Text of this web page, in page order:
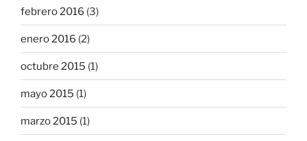
febrero 2016 (3)
enero 2016 (2)
octubre 2015 (1)
mayo 2015 (1)
marzo 2015 (1)